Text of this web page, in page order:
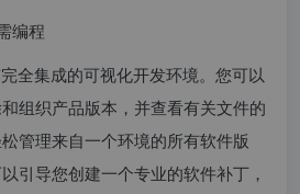
编程
全集成的可视化开发环境。您可以
组织产品版本，并查看有关文件的
管理来自一个环境的所有软件版
引导您创建一个专业的软件补丁，